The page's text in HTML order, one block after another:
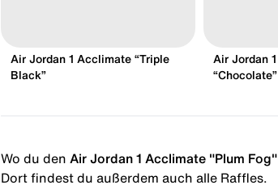
Air Jordan 1 Acclimate “Triple
Black”
Air Jordan
“Chocolate”
Wo du den Air Jordan 1 Acclimate "Plum Fog"
Dort findest du außerdem auch alle Raffles.